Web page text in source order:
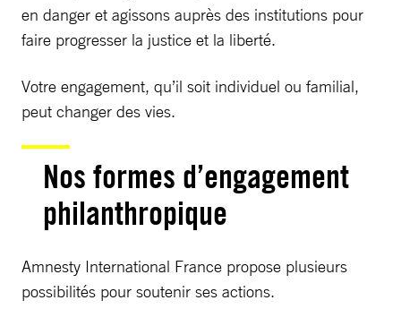
en danger et agissons auprès des institutions pour
faire progresser la justice et la liberté.
Votre engagement, qu’il soit individuel ou familial,
peut changer des vies.
Nos formes d’engagement
philanthropique
Amnesty International France propose plusieurs
possibilités pour soutenir ses actions.